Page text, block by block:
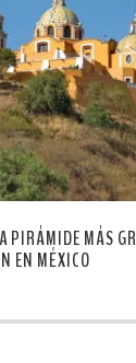
PIRÁMIDE MÁS
EN MÉXICO